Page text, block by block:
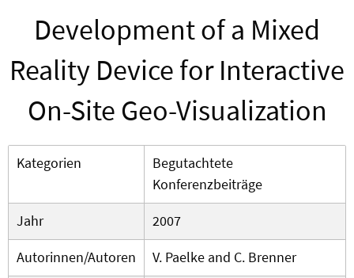
Development of a Mixed
Reality Device for Interactive
On-Site Geo-Visualization
Kategorien
Begutachtete
Konferenzbeiträge
Jahr
2007
Autorinnen/Autoren
V. Paelke and C. Brenner